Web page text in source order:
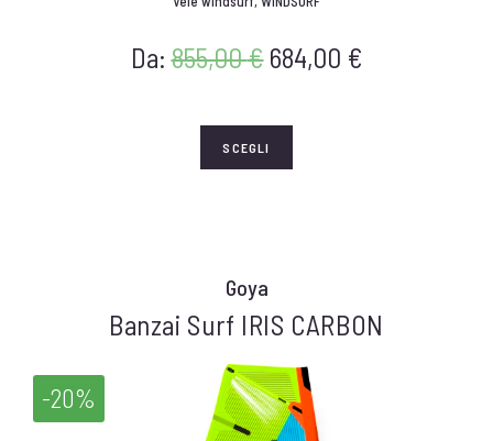
Da:855,00€ 684,00 €
SCEGLI
Goya
Banzai Surf IRIS CARBON
-20%